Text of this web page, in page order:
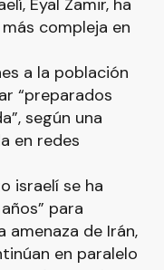
Eyal Zamir, ha
compleja en
a la población
“preparados
según una
en redes
israelí se ha
para
de Irán,
en paralelo